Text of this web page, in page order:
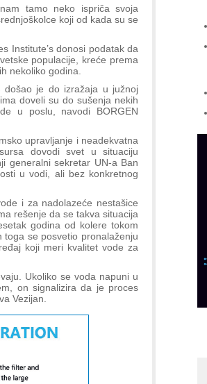
tamo neko ispriča svoja
koji od kada su se
Institute’s donosi podatak da
populacije, kreće prema
nekoliko godina.
došao je do izražaja u južnoj
doveli su do sušenja nekih
u poslu, navodi BORGEN
upravljanje i neadekvatna
dovodi svet u situaciju
generalni sekretar UN-a Ban
u vodi, ali bez konkretnog
i za nadolazeće nestašice
rešenje da se takva situacija
godina od kolere tokom
se posvetio pronalaženju
koji meri kvalitet vode za
Ukoliko se voda napuni u
on signalizira da je proces
Vezijan.